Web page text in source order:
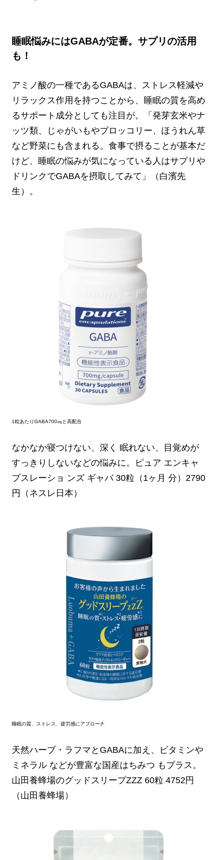
睡眠悩みにはGABAが定番。サプリの活用
も！
アミノ酸の一種であるGABAは、ストレス軽減や
リラックス作用を持つことから、睡眠の質を高め
るサポート成分としても注目が。「発芽玄米やナ
ッツ類、じゃがいもやブロッコリー、ほうれん草
など野菜にも含まれる。食事で摂ることが基本だ
けど、睡眠の悩みが気になっている人はサプリや
ドリンクでGABAを摂取してみて」（白濱先
生）。
1粒あたりGABA700㎎と高配合
なかなか寝つけない、深く 眠れない、目覚めが
すっきりしないなどの悩みに。ピュア エンキャ
プスレーショ ンズ ギャバ 30粒（1ヶ月 分）2790
円（ネスレ日本）
睡眠の質、ストレス、疲労感にアプローチ
天然ハーブ・ラフマとGABAに加え、ビタミンや
ミネラル などが豊富な国産はちみつ もプラス。
山田養蜂場のグッドスリープZZZ 60粒 4752円
（山田養蜂場）